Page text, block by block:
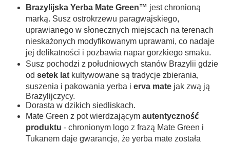
Brazylijska Yerba Mate Green™ jest chronioną
marką. Susz ostrokrzewu paragwajskiego,
uprawianego w słonecznych miejscach na terenach
nieskażonych modyfikowanym uprawami, co nadaje
jej delikatności i pozbawia napar gorzkiego smaku.
Susz pochodzi z południowych stanów Brazylii gdzie
od setek lat kultywowane są tradycje zbierania,
suszenia i pakowania yerba i erva mate jak zwą ją
Brazylijczycy.
Dorasta w dzikich siedliskach.
Mate Green z pot wierdzającym autentyczność
produktu - chronionym logo z frazą Mate Green i
Tukanem daje gwarancje, że yerba mate została